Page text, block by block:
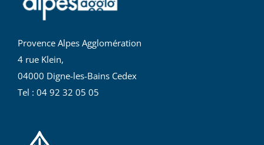
Provence Alpes Agglomération
4 rue Klein,
04000 Digne-les-Bains Cedex
Tel : 04 92 32 05 05